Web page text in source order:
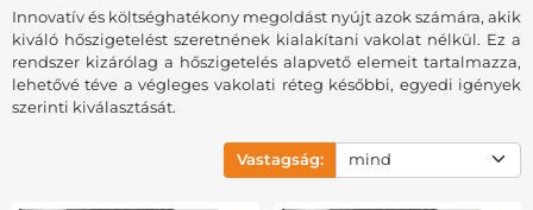
Innovatív és költséghatékony megoldást nyújt azok számára, akik
kiváló hőszigetelést szeretnének kialakítani vakolat nélkül. Ez a
rendszer kizárólag a hőszigetelés alapvető elemeit tartalmazza,
lehetővé téve a végleges vakolati réteg későbbi, egyedi igények
szerinti kiválasztását.
Vastagság: